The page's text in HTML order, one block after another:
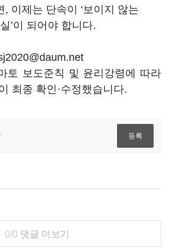
, 이제는 단속이 ‘보이지 않는
’이 되어야 합니다.
토 보도준칙 및 윤리강령에 따라
최종 확인·수정했습니다.
0/0 댓글 더보기